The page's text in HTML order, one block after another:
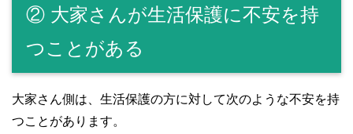
② 大家さんが生活保護に不安を持
つことがある
大家さん側は、生活保護の方に対して次のような不安を持
つことがあります。